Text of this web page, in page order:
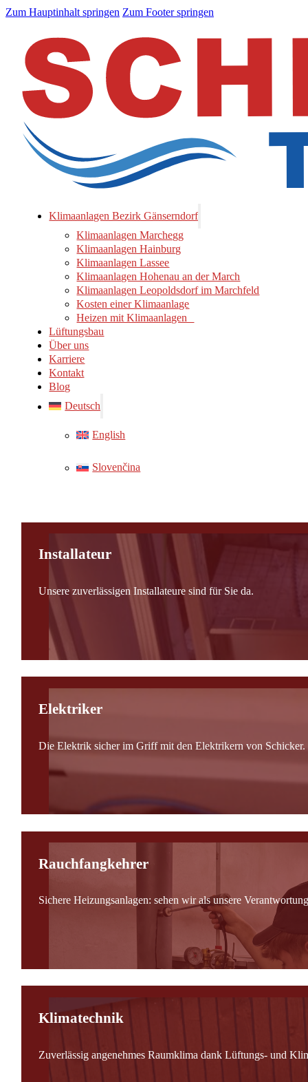
Zum Hauptinhalt springen Zum Footer springen
Klimaanlagen Bezirk Gänserndorf
Klimaanlagen Marchegg
Klimaanlagen Hainburg
Klimaanlagen Lassee
Klimaanlagen Hohenau an der March
Klimaanlagen Leopoldsdorf im Marchfeld
Kosten einer Klimaanlage
Heizen mit Klimaanlagen
Lüftungsbau
Über uns
Karriere
Kontakt
Blog
Deutsch
English
Slovenčina
Installateur
Unsere zuverlässigen Installateure sind für Sie da.
Elektriker
Die Elektrik sicher im Griff mit den Elektrikern von Schicker.
Rauchfangkehrer
Sichere Heizungsanlagen: sehen wir als unsere
Klimatechnik
Zuverlässig angenehmes Raumklima dank Lüftungs- und